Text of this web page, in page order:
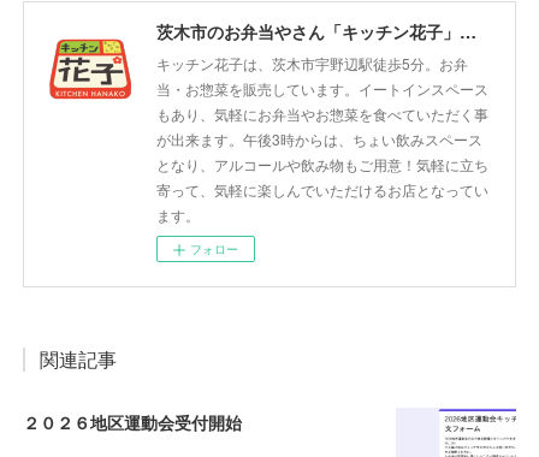
茨木市のお弁当やさん「キッチン花子」ちょい飲みスペース「サウス」
キッチン花子は、茨木市宇野辺駅徒歩5分。お弁
当・お惣菜を販売しています。イートインスペース
もあり、気軽にお弁当やお惣菜を食べていただく事
が出来ます。午後3時からは、ちょい飲みスペース
となり、アルコールや飲み物もご用意！気軽に立ち
寄って、気軽に楽しんでいただけるお店となってい
ます。
フォロー
関連記事
２０２６地区運動会受付開始